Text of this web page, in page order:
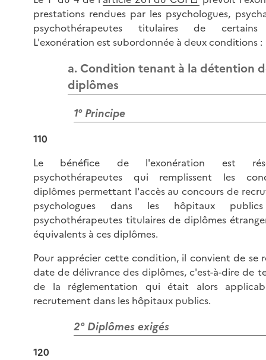
prestations rendues par les psychologues,
psychothérapeutes titulaires de certains
L'exonération est subordonnée à deux conditions :
a. Condition tenant à la détention
diplômes
1° Principe
110
Le bénéfice de l'exonération est
psychothérapeutes qui remplissent les
diplômes permettant l'accès au concours de
psychologues dans les hôpitaux
psychothérapeutes titulaires de diplômes
équivalents à ces diplômes.
Pour apprécier cette condition, il convient de se
date de délivrance des diplômes, c'est-à-dire de
de la réglementation qui était alors
recrutement dans les hôpitaux publics.
2° Diplômes exigés
120